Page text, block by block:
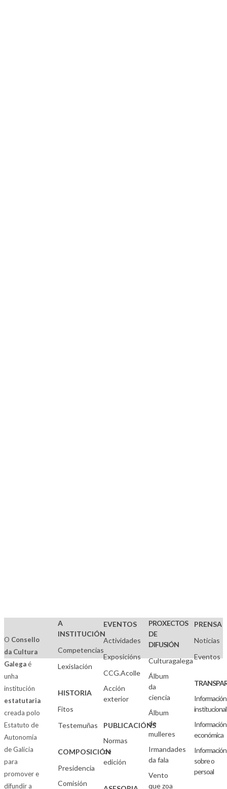
O Consello
da Cultura
Galegaé
unha
institución
estatutaria
creada polo
Estatuto de
Autonomía
de Galicia
para
promover e
difundir a
A
INSTITUCIÓN
Competencias
Lexislación
HISTORIA
Fitos
Testemuñas
COMPOSICIÓN
Presidencia
Comisión
EVENTOS
Actividades
Exposicións
CCG.Acolle
Acción
exterior
PUBLICACIÓNS
Normas
de
edición
PROXECTOS
DE
DIFUSIÓN
Culturagalega
Álbum
da
ciencia
Álbum
de
mulleres
Irmandades
da fala
Vento
que zoa
PRENSA
Noticias
Eventos
Información
institucional
Información
económica
Información
sobre o
persoal